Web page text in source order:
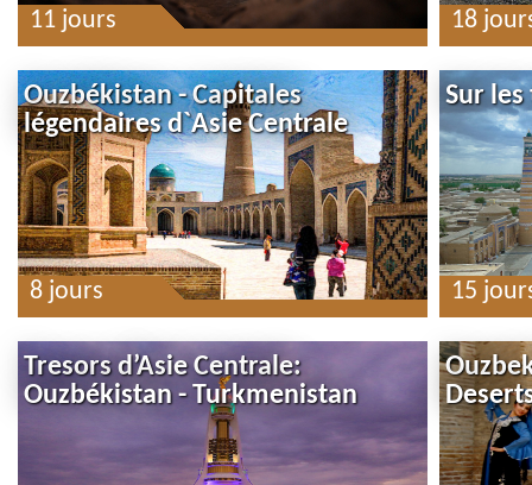
11 jours 18
Ouzbékistan - Capitales
légendaires d`Asie Centrale
8 jours
Sur les
15
Tresors d’Asie Centrale:
Ouzbékistan - Turkmenistan